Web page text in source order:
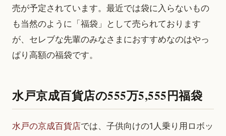
売が予定されています。最近では袋に入らないもの
も当然のように「福袋」として売られております
が、セレブな先輩のみなさまにおすすめなのはやっ
ぱり高額の福袋です。
水戸京成百貨店の555万5,555円福袋
水戸の京成百貨店では、子供向けの1人乗り用ロボッ